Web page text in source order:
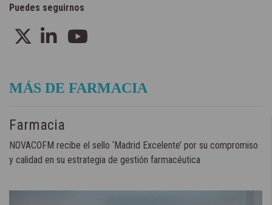
Puedes seguirnos
MÁS DE FARMACIA
Farmacia
NOVACOFM recibe el sello ‘Madrid Excelente’ por su compromiso
y calidad en su estrategia de gestión farmacéutica